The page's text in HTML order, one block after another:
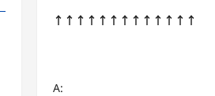
↑↑↑↑↑↑↑↑↑↑↑↑↑
A: